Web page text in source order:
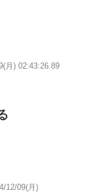
月) 02:43:26.89
12/09(月)